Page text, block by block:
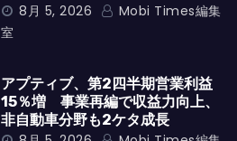
8月 5, 2026
Mobi Times編集
室
アプティブ、第2四半期営業利益
15％増 事業再編で収益力向上、
非自動車分野も2ケタ成長